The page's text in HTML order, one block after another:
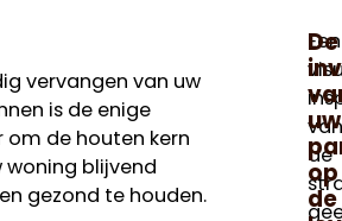
vervangen van uw
is de enige
om de houten kern
woning blijvend
gezond te houden.
Een
de
De
uw
op
de